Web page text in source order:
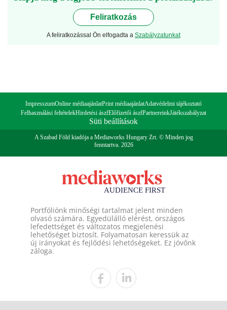
Feliratkozás
A feliratkozással Ön elfogadta a Szabályzatunkat
ImpresszumOnline médiaajánlatPrint médiaajánlatAdatvédelmi tájékoztató
Felhasználási feltételekHirdetési ászfElőfizetői ászfPartnereinkJátékszabályzat
Süti beállítások
A Szabad Föld kiadója a Mediaworks Hungary Zrt. © Minden jog
fenntartva. 2026
Portfóliónk minőségi tartalmat jelent minden
olvasó számára. Egyedülálló elérést, országos
lefedettséget és változatos megjelenési
lehetőséget biztosít. Folyamatosan keressük az
új irányokat és fejlődési lehetőségeket. Ez jövőnk
záloga.